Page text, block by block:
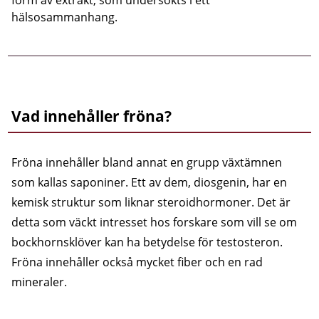
hälsosammanhang.
Vad innehåller fröna?
Fröna innehåller bland annat en grupp växtämnen
som kallas saponiner. Ett av dem, diosgenin, har en
kemisk struktur som liknar steroidhormoner. Det är
detta som väckt intresset hos forskare som vill se om
bockhornsklöver kan ha betydelse för testosteron.
Fröna innehåller också mycket fiber och en rad
mineraler.